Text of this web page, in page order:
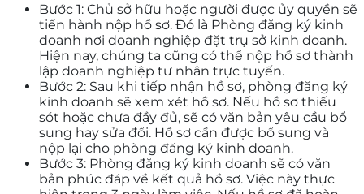
Bước 1: Chủ sở hữu hoặc người được ủy quyền sẽ
tiến hành nộp hồ sơ. Đó là Phòng đăng ký kinh
doanh nơi doanh nghiệp đặt trụ sở kinh doanh.
Hiện nay, chúng ta cũng có thể nộp hồ sơ thành
lập doanh nghiệp tư nhân trực tuyến.
Bước 2: Sau khi tiếp nhận hồ sơ, phòng đăng ký
kinh doanh sẽ xem xét hồ sơ. Nếu hồ sơ thiếu
sót hoặc chưa đầy đủ, sẽ có văn bản yêu cầu bổ
sung hay sửa đổi. Hồ sơ cần được bổ sung và
nộp lại cho phòng đăng ký kinh doanh.
Bước 3: Phòng đăng ký kinh doanh sẽ có văn
bản phúc đáp về kết quả hồ sơ. Việc này thực